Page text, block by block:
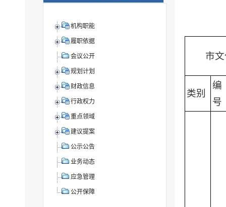
机构职能
履职依据
会议公开
规划计划
财政信息
行政权力
重点领域
建议提案
公示公告
业务动态
应急管理
公开保障
市
类别
编
号